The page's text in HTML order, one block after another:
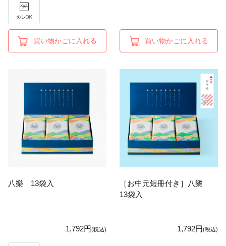
買い物かごに入れる 買い物かごに入れる
八樂 13袋入
1,792円(税込)
［お中元短冊付き］八樂
13袋入
1,792円(税込)